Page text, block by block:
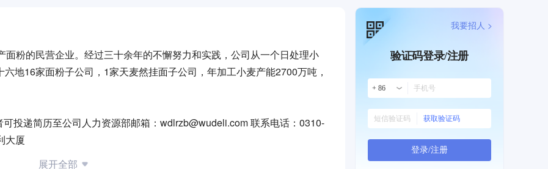
粉的民营企业。经过三十余年的不懈努力和实践，公司从一个日处理小
地16家面粉子公司，1家天麦然挂面子公司，年加工小麦产能2700万吨，
投递简历至公司人力资源部邮箱：wdlrzb@wudeli.com 联系电话：0310-
大厦
展开全部
验证码登录/注册
+ 86
获取验证码
登录/注册
我要招人 >